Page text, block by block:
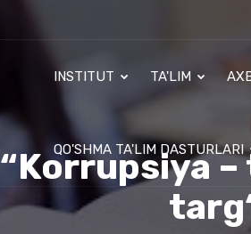
INSTITUT TA'LIM
QO'SHMA TA'LIM DASTURLARI
“Korrupsiya